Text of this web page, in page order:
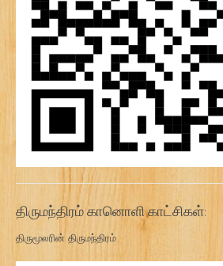
திருமந்திரம் கானொளி காட்சிகள்:
திருமூலரின் திருமந்திரம்